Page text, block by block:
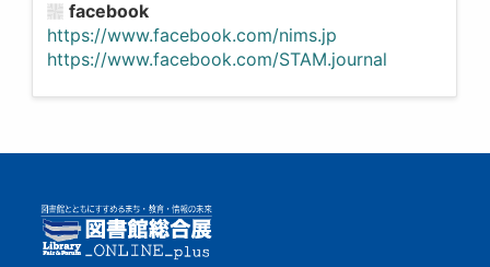
facebook
https://www.facebook.com/nims.jp
https://www.facebook.com/STAM.journal